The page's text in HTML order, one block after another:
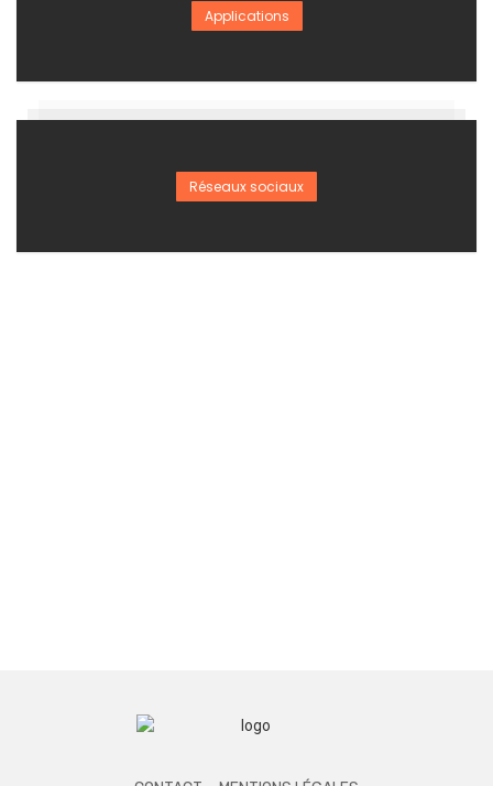
Applications
Réseaux sociaux